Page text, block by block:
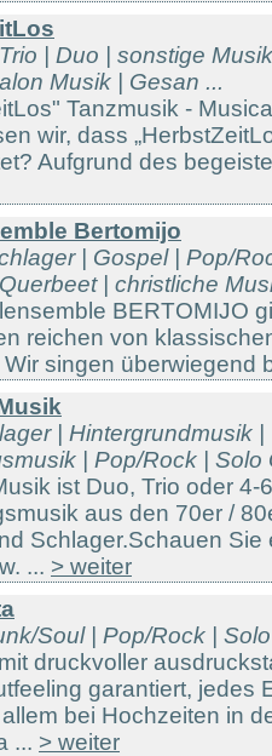
| Duo | sonstige
Musik | Gesan ...
Tanzmusik -
wir, dass
Aufgrund des
Bertomijo
| Gospel | Pop/
| christliche
BERTOMIJO
reichen von
singen überwiegend
| Hintergrundmusik |
| Pop/Rock | Solo
ist Duo, Trio oder 4-
aus den 70er /
Schlager.Schauen
... > weiter
Soul | Pop/Rock |
druckvoller
garantiert, jedes
bei Hochzeiten in
... > weiter